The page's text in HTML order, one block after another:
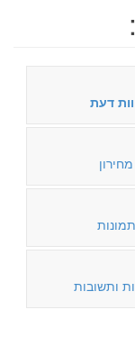
דעת
מחירון
תמונות
ותשובות